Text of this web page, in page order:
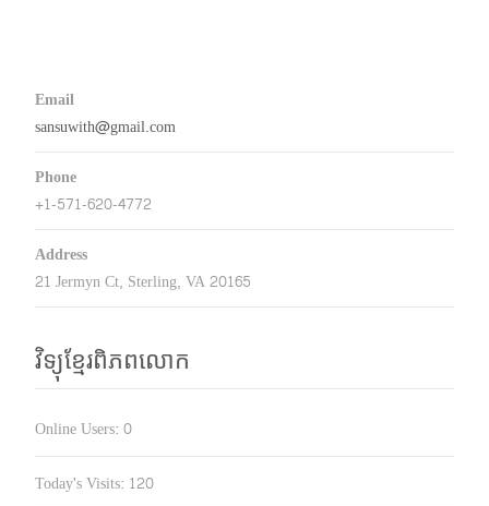
Email
sansuwith@gmail.com
Phone
+1-571-620-4772
Address
21 Jermyn Ct, Sterling, VA 20165
វិទ្យុខ្មែរពិភពលោក
Online Users: 0
Today's Visits: 120